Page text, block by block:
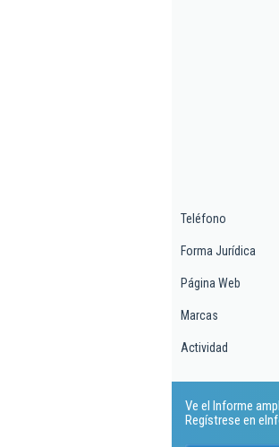
Teléfono
Forma Jurídica
Página Web
Marcas
Actividad
Ve el Informe
Regístrese en